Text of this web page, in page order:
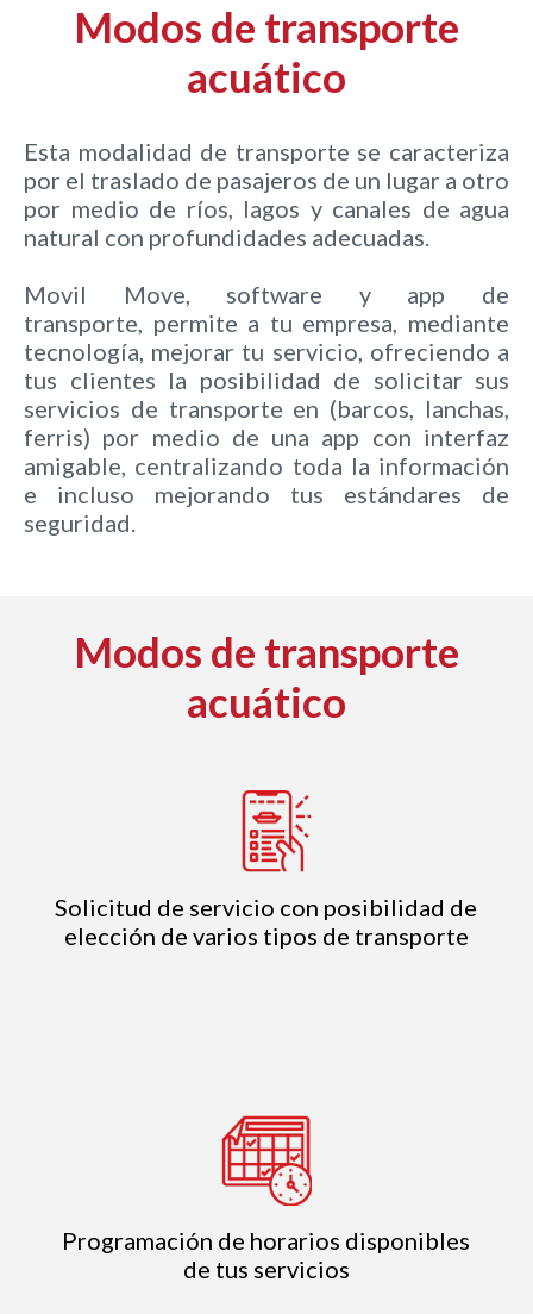
Modos de transporte
acuático
Esta modalidad de transporte se caracteriza
por el traslado de pasajeros de un lugar a otro
por medio de ríos, lagos y canales de agua
natural con profundidades adecuadas.
Movil Move, software y app de
transporte, permite a tu empresa, mediante
tecnología, mejorar tu servicio, ofreciendo a
tus clientes la posibilidad de solicitar sus
servicios de transporte en (barcos, lanchas,
ferris) por medio de una app con interfaz
amigable, centralizando toda la información
e incluso mejorando tus estándares de
seguridad.
Modos de transporte
acuático
Solicitud de servicio con posibilidad de
elección de varios tipos de transporte
Programación de horarios disponibles
de tus servicios